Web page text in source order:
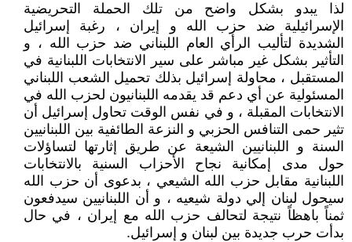
لذا يبدو بشكل واضح من تلك الحملة التحريضية
الإسرائيلية ضد حزب الله و إيران ، رغبة إسرائيل
الشديدة لتأليب الرأي العام اللبناني ضد حزب الله ، و
التأثير بشكل غير مباشر على سير الانتخابات اللبنانية في
المستقبل ، محاولة إسرائيل بذلك تحميل الشعب اللبناني
المسئولية عن أي دعم قد يقدمه اللبنانيون لحزب الله في
الانتخابات المقبلة ، و في نفس الوقت تحاول إسرائيل أن
تثير حمى التنافس الحزبي و النزعة الطائفية بين اللبنانيين
السنة و اللبنانيين الشيعة عن طريق إثارتها لتساؤلات
حول مدى إمكانية نجاح الأحزاب السنية بالانتخابات
اللبنانية مقابل حزب الله الشيعي ، بدعوى أن حزب الله
سيحول لبنان إلي دولة شيعيه ، و أن اللبنانيين سيدفعون
ثمناً باهظاً نتيجة لتحالف حزب الله مع إيران ، في حال
بدأت حرب جديدة بين لبنان و إسرائيل.